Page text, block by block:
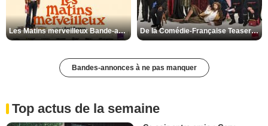
Les Matins merveilleux Bande-annonce VF De la Comédie-Française Teaser VF
Bandes-annonces à ne pas manquer
Top actus de la semaine